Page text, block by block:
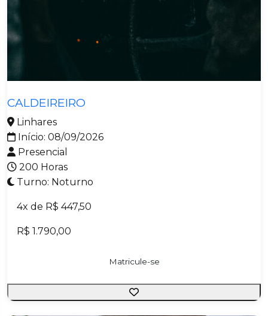
Construção de Obras
Design
Eletrônica e Automação
Manutenção e Operação
Materiais
Metalmecânica
Operações de Transporte
Sistemas de Energia
Têxtil e Vestuário
CALDEIREIRO
Linhares
Início: 08/09/2026
Presencial
200 Horas
Turno: Noturno
4x de R$ 447,50
R$ 1.790,00
Matricule-se